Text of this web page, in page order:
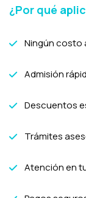
¿Por qué
Ningún costo
Admisión
Descuentos
Trámites
Atención en